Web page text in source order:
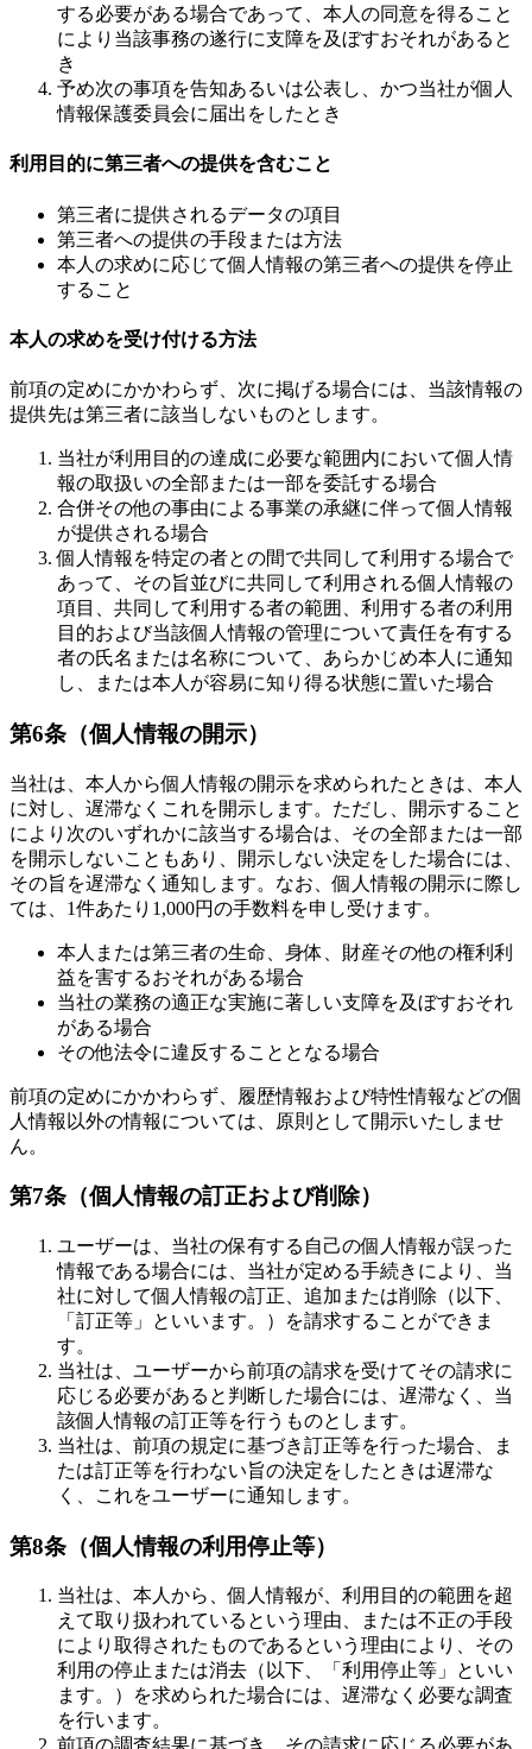
する必要がある場合であって、本人の同意を得ること
により当該事務の遂行に支障を及ぼすおそれがあると
き
予め次の事項を告知あるいは公表し、かつ当社が個人
情報保護委員会に届出をしたとき
利用目的に第三者への提供を含むこと
第三者に提供されるデータの項目
第三者への提供の手段または方法
本人の求めに応じて個人情報の第三者への提供を停止
すること
本人の求めを受け付ける方法
前項の定めにかかわらず、次に掲げる場合には、当該情報の
提供先は第三者に該当しないものとします。
当社が利用目的の達成に必要な範囲内において個人情
報の取扱いの全部または一部を委託する場合
合併その他の事由による事業の承継に伴って個人情報
が提供される場合
個人情報を特定の者との間で共同して利用する場合で
あって、その旨並びに共同して利用される個人情報の
項目、共同して利用する者の範囲、利用する者の利用
目的および当該個人情報の管理について責任を有する
者の氏名または名称について、あらかじめ本人に通知
し、または本人が容易に知り得る状態に置いた場合
第6条（個人情報の開示）
当社は、本人から個人情報の開示を求められたときは、本人
に対し、遅滞なくこれを開示します。ただし、開示すること
により次のいずれかに該当する場合は、その全部または一部
を開示しないこともあり、開示しない決定をした場合には、
その旨を遅滞なく通知します。なお、個人情報の開示に際し
ては、1件あたり1,000円の手数料を申し受けます。
本人または第三者の生命、身体、財産その他の権利利
益を害するおそれがある場合
当社の業務の適正な実施に著しい支障を及ぼすおそれ
がある場合
その他法令に違反することとなる場合
前項の定めにかかわらず、履歴情報および特性情報などの個
人情報以外の情報については、原則として開示いたしませ
ん。
第7条（個人情報の訂正および削除）
ユーザーは、当社の保有する自己の個人情報が誤った
情報である場合には、当社が定める手続きにより、当
社に対して個人情報の訂正、追加または削除（以下、
「訂正等」といいます。）を請求することができま
す。
当社は、ユーザーから前項の請求を受けてその請求に
応じる必要があると判断した場合には、遅滞なく、当
該個人情報の訂正等を行うものとします。
当社は、前項の規定に基づき訂正等を行った場合、ま
たは訂正等を行わない旨の決定をしたときは遅滞な
く、これをユーザーに通知します。
第8条（個人情報の利用停止等）
当社は、本人から、個人情報が、利用目的の範囲を超
えて取り扱われているという理由、または不正の手段
により取得されたものであるという理由により、その
利用の停止または消去（以下、「利用停止等」といい
ます。）を求められた場合には、遅滞なく必要な調査
を行います。